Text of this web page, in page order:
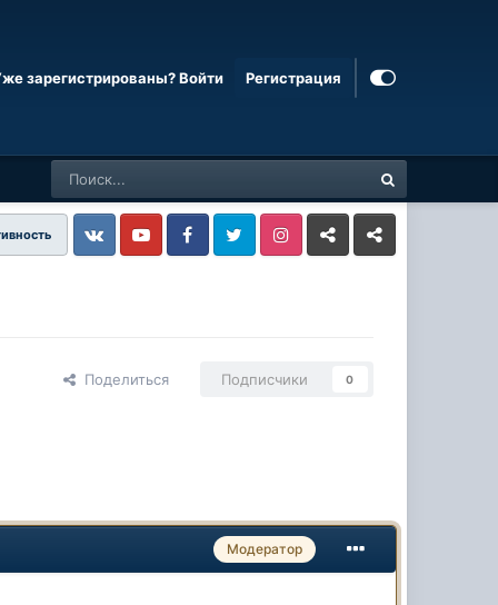
зарегистрированы? Войти Регистрация
VkontakteYouTube FacebookTwitter InstagramLivejournalOdnoklassniki
Поделиться Подписчики 0
Модератор